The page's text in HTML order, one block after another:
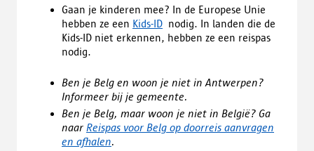
Gaan je kinderen mee? In de Europese Unie
hebben ze een Kids-ID nodig. In landen die de
Kids-ID niet erkennen, hebben ze een reispas
nodig.
Ben je Belg en woon je niet in Antwerpen?
Informeer bij je gemeente.
Ben je Belg, maar woon je niet in België? Ga
naar Reispas voor Belg op doorreis aanvragen
en afhalen.